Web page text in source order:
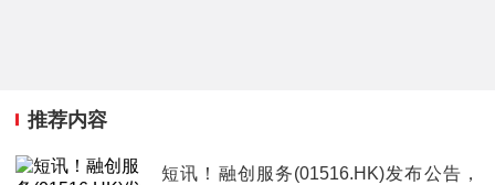
推荐内容
短讯！融创服务(01516.HK)发布公告，